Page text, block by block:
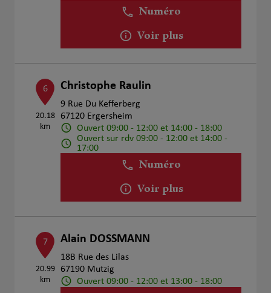
Numéro
Voir plus
6
20.18
km
Christophe Raulin
9 Rue Du Kefferberg
67120 Ergersheim
Ouvert 09:00 - 12:00 et 14:00 - 18:00
Ouvert sur rdv 09:00 - 12:00 et 14:00 -
17:00
Numéro
Voir plus
7
20.99
km
Alain DOSSMANN
18B Rue des Lilas
67190 Mutzig
Ouvert 09:00 - 12:00 et 13:00 - 18:00